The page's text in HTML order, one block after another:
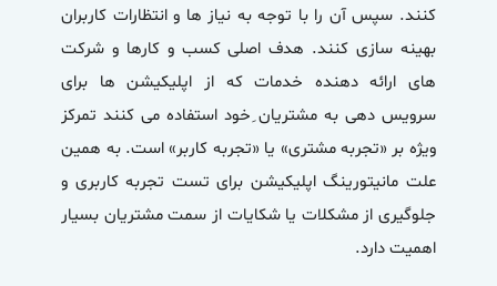
کنند. سپس آن را با توجه به نیاز ها و انتظارات کاربران
بهینه سازی کنند. هدف اصلی کسب و کارها و شرکت
های ارائه دهنده خدمات که از اپلیکیشن ها برای
سرویس دهی به مشتریان ِخود استفاده می کنند تمرکز
ویژه بر «تجربه مشتری» یا «تجربه کاربر» است. به همین
علت مانیتورینگ اپلیکیشن برای تست تجربه کاربری و
جلوگیری از مشکلات یا شکایات از سمت مشتریان بسیار
اهمیت دارد.